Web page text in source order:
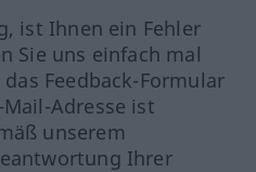
ist Ihnen ein Fehler
Sie uns einfach mal
Feedback-Formular
Adresse ist
unserem
Ihrer